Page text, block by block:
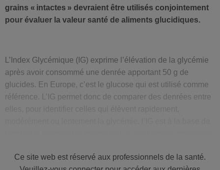
grains « intactes » devraient être utilisés conjointement
pour évaluer la valeur santé de aliments glucidiques.
L’Index Glycémique (IG) exprime l’élévation de la glycémie
après avoir consommé une denrée apportant 50 g de
glucides. En Europe, c’est le glucose qui est utilisé comme
référence. L’IG permet donc de comparer des denrées entre
nombre de maladies.L’IG a cependant ses limites ,
Ce site web est réservé aux professionnels de la santé.